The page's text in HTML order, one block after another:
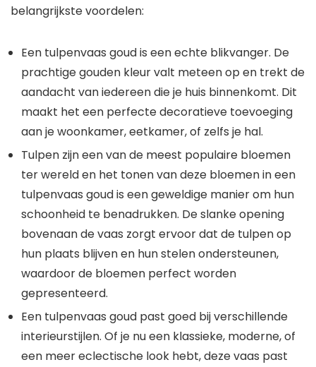
belangrijkste voordelen:
Een tulpenvaas goud is een echte blikvanger. De
prachtige gouden kleur valt meteen op en trekt de
aandacht van iedereen die je huis binnenkomt. Dit
maakt het een perfecte decoratieve toevoeging
aan je woonkamer, eetkamer, of zelfs je hal.
Tulpen zijn een van de meest populaire bloemen
ter wereld en het tonen van deze bloemen in een
tulpenvaas goud is een geweldige manier om hun
schoonheid te benadrukken. De slanke opening
bovenaan de vaas zorgt ervoor dat de tulpen op
hun plaats blijven en hun stelen ondersteunen,
waardoor de bloemen perfect worden
gepresenteerd.
Een tulpenvaas goud past goed bij verschillende
interieurstijlen. Of je nu een klassieke, moderne, of
een meer eclectische look hebt, deze vaas past